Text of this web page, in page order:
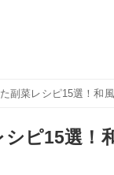
副菜レシピ15選！和
ピ15選！